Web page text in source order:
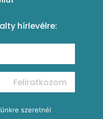
hírlevélre:
Feliratkozom
szeretnél